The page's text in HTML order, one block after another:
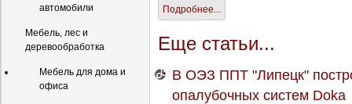
автомобили
Мебель, лес и
деревообработка
Мебель для дома и
офиса
Подробнее...
Еще статьи...
В ОЭЗ ППТ "Липецк"
опалубочных систем Doka